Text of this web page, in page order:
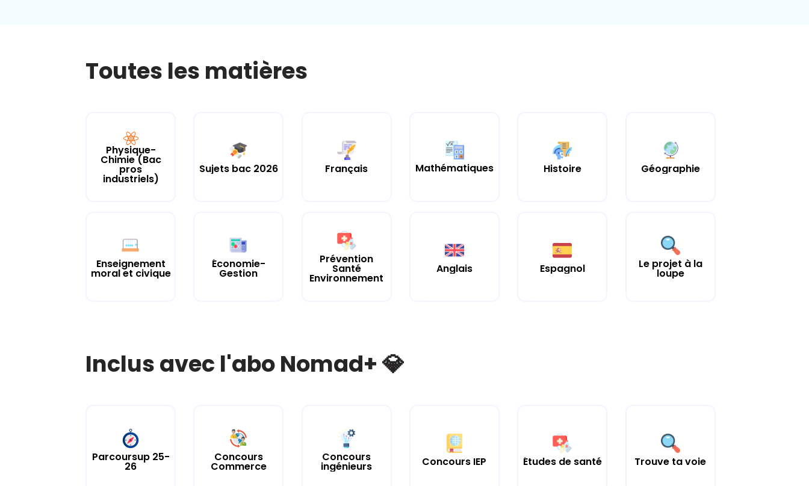
Toutes les matières
Physique-
Chimie (Bac
pros
industriels)
Sujets bac 2026 Français Mathématiques Histoire Géographie
Enseignement
moral et civique
Économie-
Gestion
Prévention
Santé
Environnement
Anglais Espagnol Le projet à la
loupe
Inclus avec l'abo Nomad+ 💎
Parcoursup 25-
26
Concours
Commerce
Concours
ingénieurs Concours IEP Études de santé Trouve ta voie